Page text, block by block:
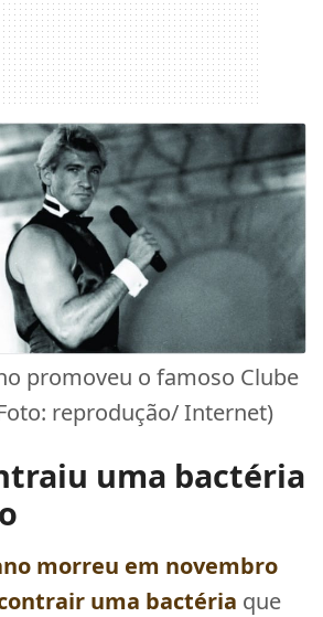
promoveu o famoso Clube
reprodução/ Internet)
uma bactéria
morreu em novembro
uma bactéria que